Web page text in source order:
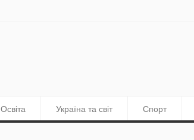
Освіта Україна та світ Спорт